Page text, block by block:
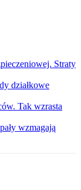
Straty
działkowe
Tak wzrasta
wzmagają